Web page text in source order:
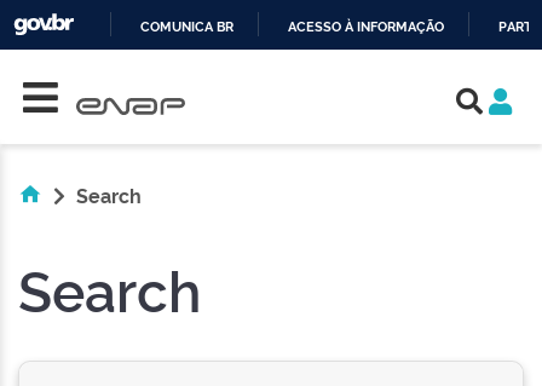
COMUNICA BR ACESSO À INFORMAÇÃO
Search
Search